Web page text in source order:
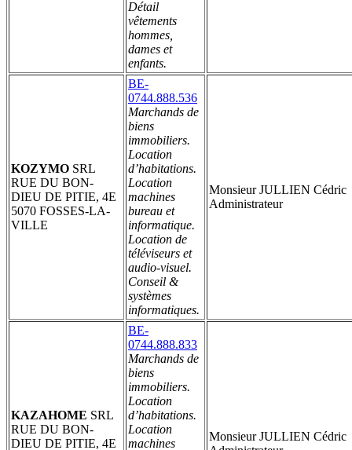
Détail
vêtements
hommes,
dames et
enfants.
KOZYMO SRL
RUE DU BON-
DIEU DE PITIE, 4E
5070 FOSSES-LA-
VILLE
BE-
0744.888.536
Marchands de
biens
immobiliers.
Location
d’habitations.
Location
machines
bureau et
informatique.
Location de
téléviseurs et
audio-visuel.
Conseil &
systèmes
informatiques.
Monsieur JULLIEN Cédric
Administrateur
KAZAHOME SRL
RUE DU BON-
DIEU DE PITIE, 4E
BE-
0744.888.833
Marchands de
biens
immobiliers.
Location
d’habitations.
Location
machines
Monsieur JULLIEN Cédric